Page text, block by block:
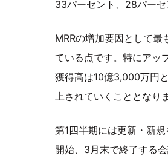
33パーセント、28パーセ
MRRの増加要因として
ている点です。特にアッ
獲得高は10億3,000万円
上されていくこととなりま
第1四半期には更新・新
開始、3月末で終了する